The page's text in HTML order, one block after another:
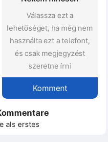
Válassza ezt a
lehetőséget, ha még nem
használta ezt a telefont,
és csak megjegyzést
szeretne írni
Komment
als erstes